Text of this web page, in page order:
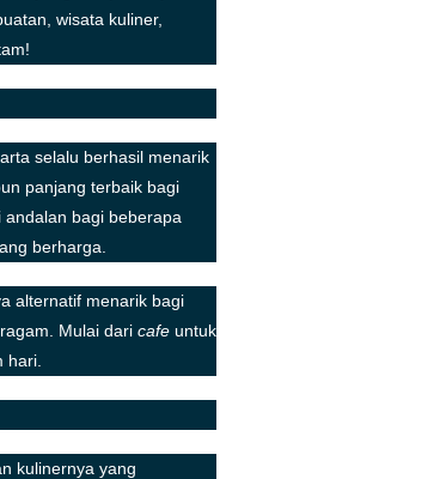
wisata kuliner,
selalu berhasil menarik
panjang terbaik bagi
bagi beberapa
berharga.
alternatif menarik bagi
Mulai dari cafe untuk
hari.
kulinernya yang